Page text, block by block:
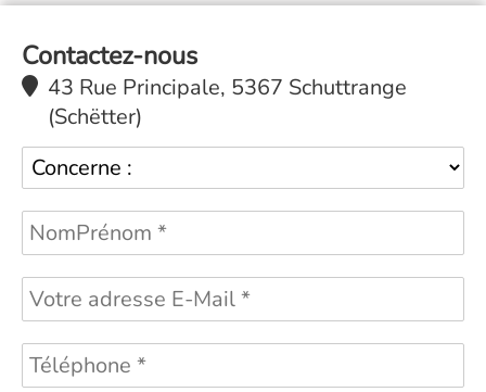
Contactez-nous
43 Rue Principale, 5367 Schuttrange
(Schëtter)